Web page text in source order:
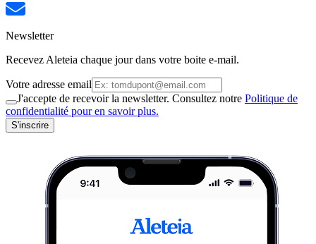
Newsletter
Recevez Aleteia chaque jour dans votre boite e-mail.
Votre adresse email
J'accepte de recevoir la newsletter. Consultez notre Politique de
confidentialité pour en savoir plus.
S'inscrire